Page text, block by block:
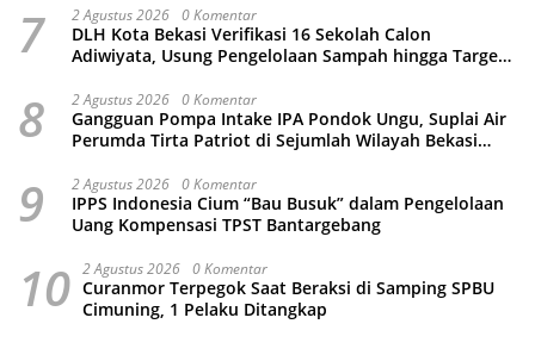
7 2 Agustus 2026 0 Komentar
DLH Kota Bekasi Verifikasi 16 Sekolah Calon
Adiwiyata, Usung Pengelolaan Sampah hingga Target
8 2 Agustus 2026 0 Komentar
Gangguan Pompa Intake IPA Pondok Ungu, Suplai Air
Perumda Tirta Patriot di Sejumlah Wilayah Bekasi
9 2 Agustus 2026 0 Komentar
IPPS Indonesia Cium “Bau Busuk” dalam Pengelolaan
Uang Kompensasi TPST Bantargebang
10 2 Agustus 2026 0 Komentar
Curanmor Terpegok Saat Beraksi di Samping SPBU
Cimuning, 1 Pelaku Ditangkap